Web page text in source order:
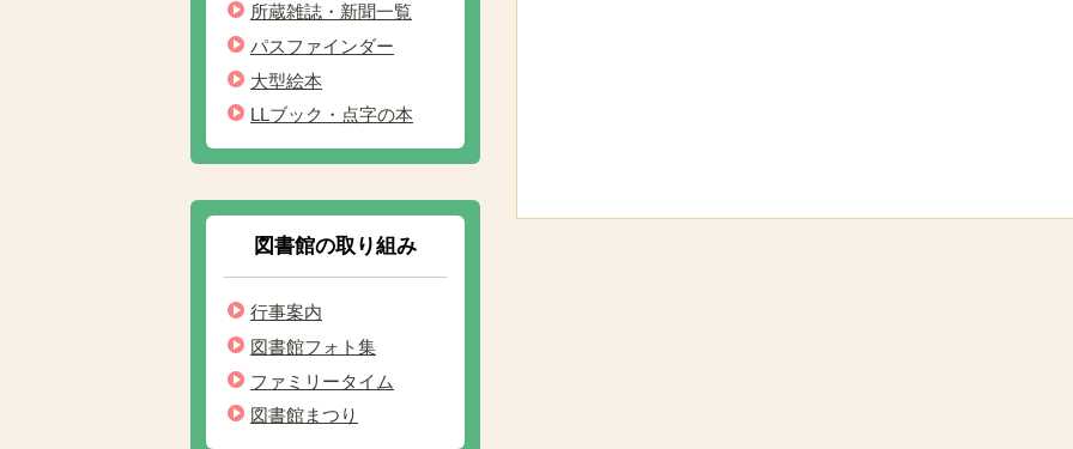
所蔵雑誌・新聞一覧
パスファインダー
大型絵本
LLブック・点字の本
図書館の取り組み
行事案内
図書館フォト集
ファミリータイム
図書館まつり